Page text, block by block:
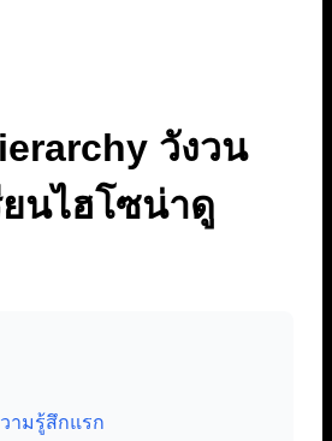
วังวน
ยนไฮโซน่าดู
ามรู้สึกแรก